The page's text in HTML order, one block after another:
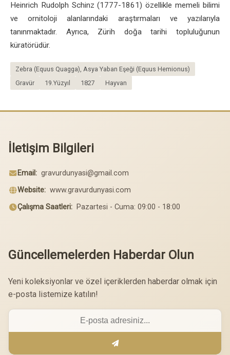
Heinrich Rudolph Schinz (1777-1861) özellikle memeli bilimi
ve ornitoloji alanlarındaki araştırmaları ve yazılarıyla
tanınmaktadır. Ayrıca, Zürih doğa tarihi topluluğunun
küratörüdür.
Zebra (Equus Quagga), Asya Yaban Eşeği (Equus Hemionus)
Gravür
19.Yüzyıl 1827 Hayvan
İletişim Bilgileri
Email: gravurdunyasi@gmail.com
Website: www.gravurdunyasi.com
Çalışma Saatleri: Pazartesi - Cuma: 09:00 - 18:00
Güncellemelerden Haberdar Olun
Yeni koleksiyonlar ve özel içeriklerden haberdar olmak için
e-posta listemize katılın!